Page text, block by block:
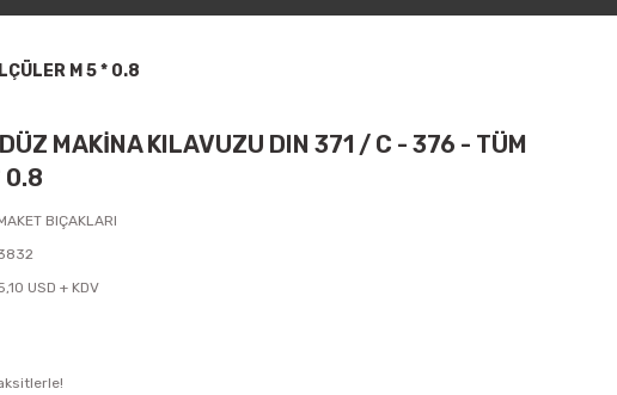
M 5 * 0.8
MAKİNA KILAVUZU DIN 371 / C - 376 - TÜM
0.8
BIÇAKLARI
USD + KDV